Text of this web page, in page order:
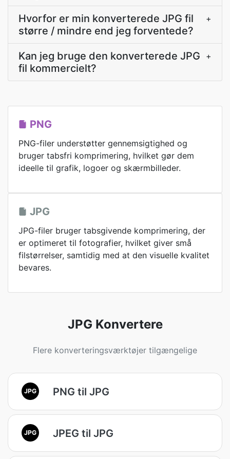
Hvorfor er min konverterede JPG fil
større / mindre end jeg forventede?
+
Kan jeg bruge den konverterede JPG
fil kommercielt?
+
PNG
PNG-filer understøtter gennemsigtighed og
bruger tabsfri komprimering, hvilket gør dem
ideelle til grafik, logoer og skærmbilleder.
JPG
JPG-filer bruger tabsgivende komprimering, der
er optimeret til fotografier, hvilket giver små
filstørrelser, samtidig med at den visuelle kvalitet
bevares.
JPG Konvertere
Flere konverteringsværktøjer tilgængelige
JPG PNG til JPG
JPG JPEG til JPG